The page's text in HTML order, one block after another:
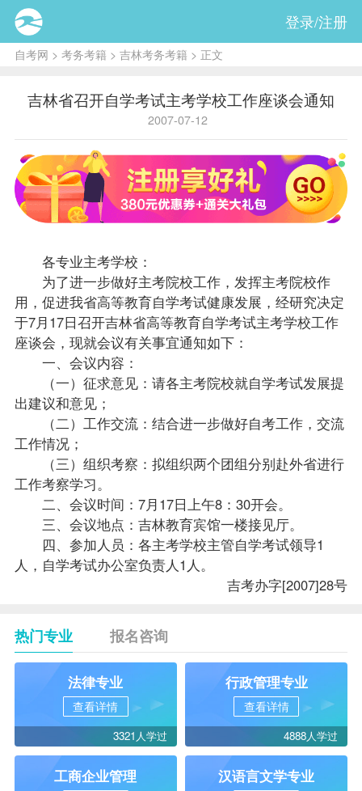
登录/注册
自考网 > 考务考籍 > 吉林考务考籍 > 正文
吉林省召开自学考试主考学校工作座谈会通知
2007-07-12
各专业主考学校：
为了进一步做好主考院校工作，发挥主考院校作
用，促进我省高等教育自学考试健康发展，经研究决定
于7月17日召开吉林省高等教育自学考试主考学校工作
座谈会，现就会议有关事宜通知如下：
一、会议内容：
（一）征求意见：请各主考院校就自学考试发展提
出建议和意见；
（二）工作交流：结合进一步做好自考工作，交流
工作情况；
（三）组织考察：拟组织两个团组分别赴外省进行
工作考察学习。
二、会议时间：7月17日上午8：30开会。
三、会议地点：吉林教育宾馆一楼接见厅。
四、参加人员：各主考学校主管自学考试领导1
人，自学考试办公室负责人1人。
吉考办字[2007]28号
热门专业 报名咨询
法律专业
查看详情
3321人学过
行政管理专业
查看详情
4888人学过
工商企业管理 汉语言文学专业